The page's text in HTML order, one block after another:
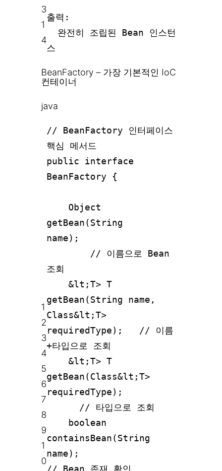
3
1
4
출력:
완전히 조립된 Bean 인스턴
스
BeanFactory – 가장 기본적인 IoC
컨테이너
java
1
2
3
4
5
6
7
8
9
1
0
// BeanFactory 인터페이스
핵심 메서드
public interface
BeanFactory {
Object
getBean(String
name);
// 이름으로 Bean
조회
&lt;T> T
getBean(String name,
Class&lt;T>
requiredType); // 이름
+타입으로 조회
&lt;T> T
getBean(Class&lt;T>
requiredType);
// 타입으로 조회
boolean
containsBean(String
name);
// Bean 존재 확인